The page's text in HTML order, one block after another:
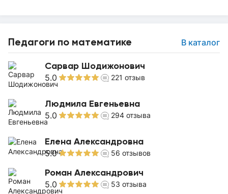
Педагоги по математике В каталог
Сарвар Шодижонович
5.0 221 отзыв
Людмила Евгеньевна
5.0 294 отзыва
Елена Александровна
5.0 56 отзывов
Роман Александрович
5.0 53 отзыва